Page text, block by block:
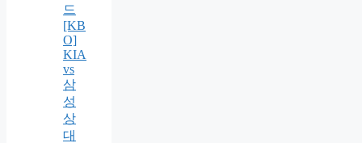
드
[KB
O]
KIA
vs
삼
성
상
대